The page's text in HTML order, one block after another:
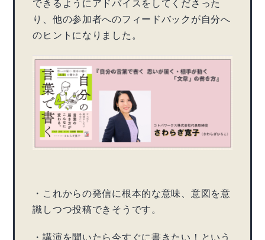
できるようにアドバイスをしてくださった
り、他の参加者へのフィードバックが自分へ
のヒントになりました。
・これからの発信に根本的な意味、意図を意
識しつつ投稿できそうです。
・講演を聞いたら今すぐに書きたい！という